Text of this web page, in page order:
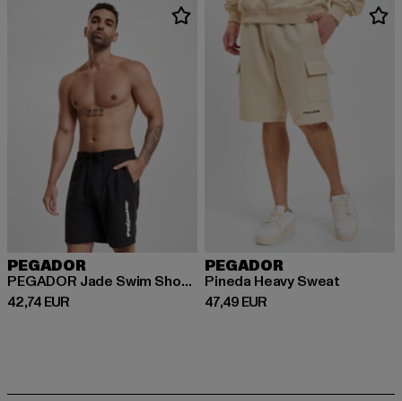
PEGADOR
PEGADOR Jade Swim Shorts
42,74 EUR
Prix courant: 42,74 EUR
PEGADOR
Pineda Heavy Sweat
47,49 EUR
Prix courant: 47,49 EUR